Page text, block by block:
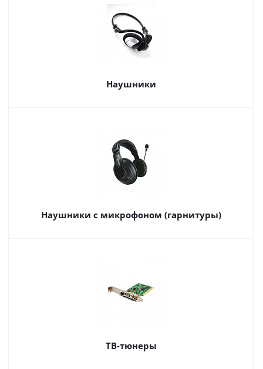
Наушники
Наушники с микрофоном (гарнитуры)
ТВ-тюнеры